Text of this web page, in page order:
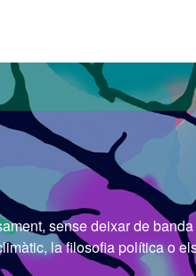
sense deixar de banda
la filosofia política o